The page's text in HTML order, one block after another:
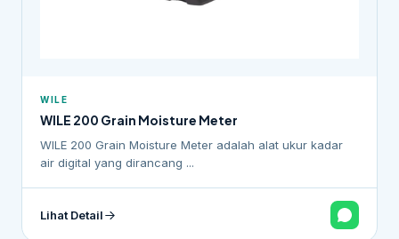
WILE
WILE 200 Grain Moisture Meter
WILE 200 Grain Moisture Meter adalah alat ukur kadar
air digital yang dirancang ...
Lihat Detail